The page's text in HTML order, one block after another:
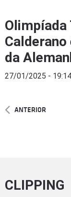
Olimpíada
Calderano
da
27/01/2025 - 19:14
ANTERIOR
CLIPPING